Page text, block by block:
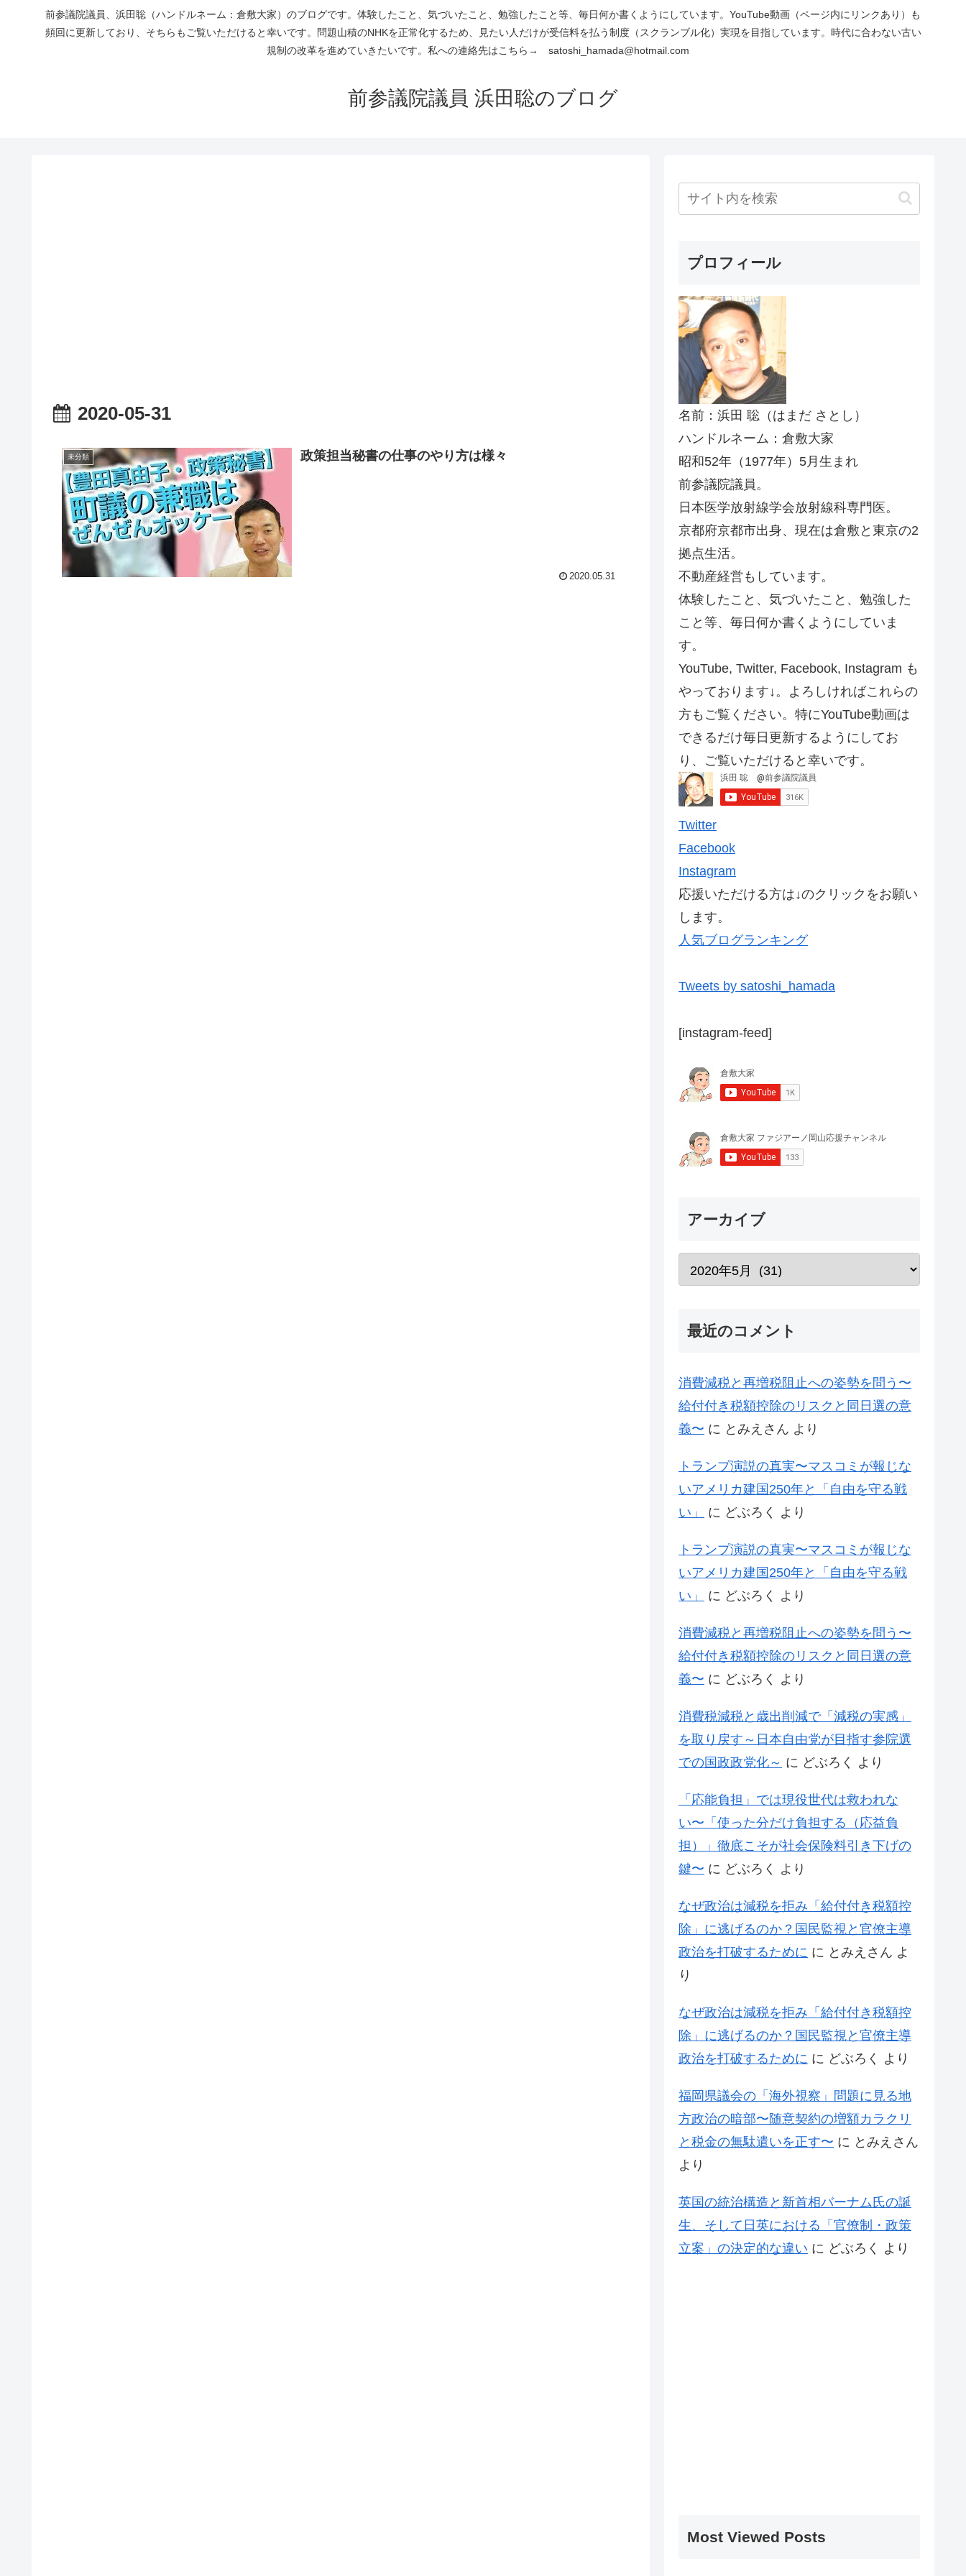
前参議院議員、浜田聡（ハンドルネーム：倉敷大家）のブログです。体験したこと、気づいたこと、勉強したこと等、毎日何か書くようにしています。YouTube動画（ページ内にリンクあり）も
頻回に更新しており、そちらもご覧いただけると幸いです。問題山積のNHKを正常化するため、見たい人だけが受信料を払う制度（スクランブル化）実現を目指しています。時代に合わない古い
規制の改革を進めていきたいです。私への連絡先はこちら→ satoshi_hamada@hotmail.com
前参議院議員 浜田聡のブログ
2020-05-31
未分類 政策担当秘書の仕事のやり方は様々
2020.05.31
プロフィール
名前：浜田 聡（はまだ さとし）
ハンドルネーム：倉敷大家
昭和52年（1977年）5月生まれ
前参議院議員。
日本医学放射線学会放射線科専門医。
京都府京都市出身、現在は倉敷と東京の2
拠点生活。
不動産経営もしています。
体験したこと、気づいたこと、勉強した
こと等、毎日何か書くようにしていま
す。
YouTube, Twitter, Facebook, Instagram も
やっております↓。よろしければこれらの
方もご覧ください。特にYouTube動画は
できるだけ毎日更新するようにしてお
り、ご覧いただけると幸いです。
Twitter
Facebook
Instagram
応援いただける方は↓のクリックをお願い
します。
人気ブログランキング
Tweets by satoshi_hamada
[instagram-feed]
アーカイブ
最近のコメント
消費減税と再増税阻止への姿勢を問う〜
給付付き税額控除のリスクと同日選の意
義〜 に とみえさん より
トランプ演説の真実〜マスコミが報じな
いアメリカ建国250年と「自由を守る戦
い」
に どぶろく より
トランプ演説の真実〜マスコミが報じな
いアメリカ建国250年と「自由を守る戦
い」
に どぶろく より
消費減税と再増税阻止への姿勢を問う〜
給付付き税額控除のリスクと同日選の意
義〜 に どぶろく より
消費税減税と歳出削減で「減税の実感」
を取り戻す～日本自由党が目指す参院選
での国政政党化～ に どぶろく より
「応能負担」では現役世代は救われな
い〜「使った分だけ負担する（応益負
担）」徹底こそが社会保険料引き下げの
鍵〜 に どぶろく より
なぜ政治は減税を拒み「給付付き税額控
除」に逃げるのか？国民監視と官僚主導
政治を打破するために に とみえさん よ
り
なぜ政治は減税を拒み「給付付き税額控
除」に逃げるのか？国民監視と官僚主導
政治を打破するために に どぶろく より
福岡県議会の「海外視察」問題に見る地
方政治の暗部〜随意契約の増額カラクリ
と税金の無駄遣いを正す〜 に とみえさん
より
英国の統治構造と新首相バーナム氏の誕
生、そして日英における「官僚制・政策
立案」の決定的な違い に どぶろく より
Most Viewed Posts